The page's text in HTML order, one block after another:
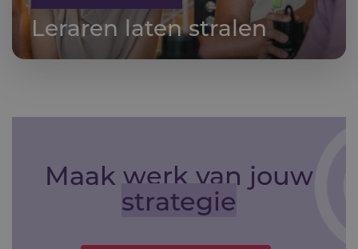
Leraren laten stralen
Maak werk van jouw
strategie